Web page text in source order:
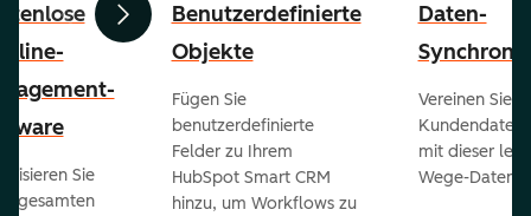
ZurückWeiter
Sie
gesamten
Benutzerdefinierte
Objekte
Fügen Sie
benutzerdefinierte
Felder zu Ihrem
HubSpot Smart CRM
hinzu, um Workflows zu
Daten-
Vereinen Sie
Kundendaten
mit dieser
Wege-Daten-